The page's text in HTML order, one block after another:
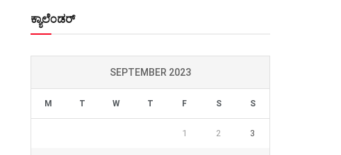
ಕ್ಯಾಲೆಂಡರ್
SEPTEMBER 2023
M T W T F S S
1 2 3